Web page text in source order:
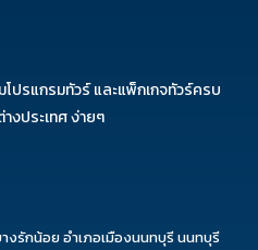
ปรแกรมทัวร์ และแพ็กเกจทัวร์ครบ
งประเทศ ง่ายๆ
งรักน้อย อำเภอเมืองนนทบุรี นนทบุรี